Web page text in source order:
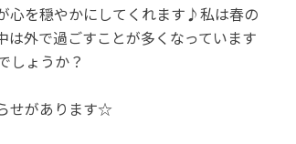
心を穏やかにしてくれます♪私は春の
外で過ごすことが多くなっています
しょうか？
せがあります☆
合掌
金山』で砂金採り体験や坑道
観光を楽しもう♪